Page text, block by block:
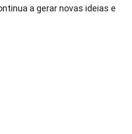
a gerar novas ideias e